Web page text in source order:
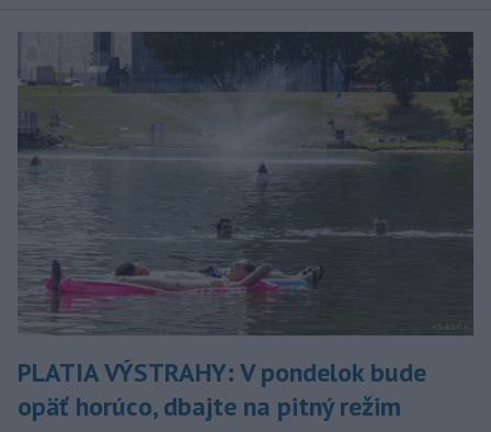
PLATIA VÝSTRAHY: V pondelok bude
opäť horúco, dbajte na pitný režim